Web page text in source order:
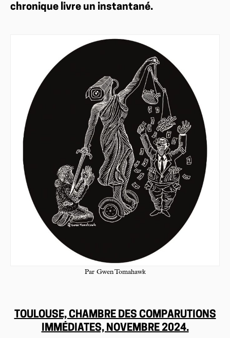
chronique livre un instantané.
Par Gwen Tomahawk
TOULOUSE, CHAMBRE DES COMPARUTIONS
IMMÉDIATES, NOVEMBRE 2024.